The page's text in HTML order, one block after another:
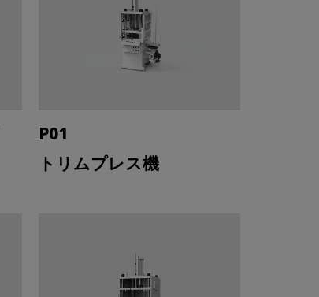
P01
トリムプレス機